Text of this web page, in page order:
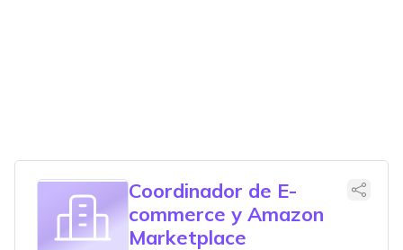
Coordinador de E-
commerce y Amazon
Marketplace